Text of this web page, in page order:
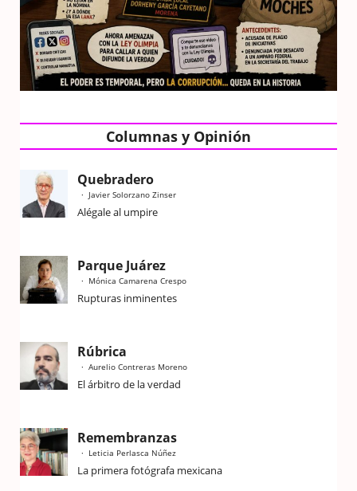
Columnas y Opinión
Quebradero
Javier Solorzano Zinser
Alégale al umpire
Parque Juárez
Mónica Camarena Crespo
Rupturas inminentes
Rúbrica
Aurelio Contreras Moreno
El árbitro de la verdad
Remembranzas
Leticia Perlasca Núñez
La primera fotógrafa mexicana